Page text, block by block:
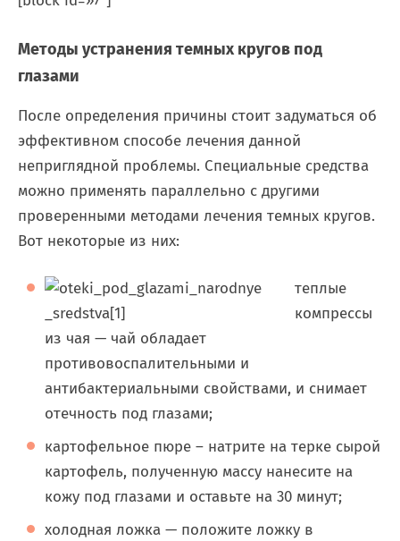
Методы устранения темных кругов под
глазами
После определения причины стоит задуматься об
эффективном способе лечения данной
неприглядной проблемы. Специальные средства
можно применять параллельно с другими
проверенными методами лечения темных кругов.
Вот некоторые из них:
теплые
компрессы
из чая — чай обладает
противовоспалительными и
антибактериальными свойствами, и снимает
отечность под глазами;
картофельное пюре – натрите на терке сырой
картофель, полученную массу нанесите на
кожу под глазами и оставьте на 30 минут;
холодная ложка — положите ложку в